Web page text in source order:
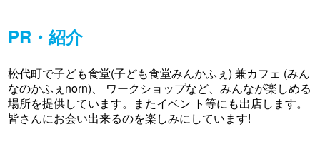
PR・紹介
松代町で子ども食堂(子ども食堂みんかふぇ) 兼カフェ (みん
なのかふぇnorn)、 ワークショップなど、みんなが楽しめる
場所を提供しています。またイベン ト等にも出店します。
皆さんにお会い出来るのを楽しみにしています!